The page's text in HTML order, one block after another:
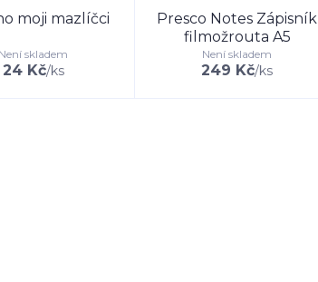
moji mazlíčci
24 Kč/ks
Není skladem
Presco Notes Zápisník
filmožrouta A5
249 Kč/ks
Není skladem